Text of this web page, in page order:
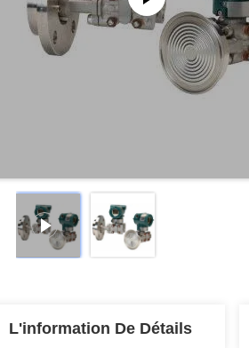
L'information De Détails